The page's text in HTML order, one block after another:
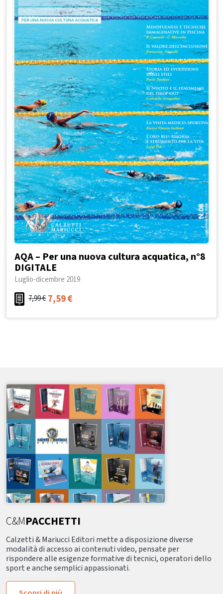
AQA – Per una nuova cultura acquatica, n°8
DIGITALE
Luglio-dicembre 2019
7,99€ 7,59€
C&MPACCHETTI
Calzetti & Mariucci Editori mette a disposizione diverse
modalità di accesso ai contenuti video, pensate per
rispondere alle esigenze formative di tecnici, operatori dello
sport e anche semplici appassionati.